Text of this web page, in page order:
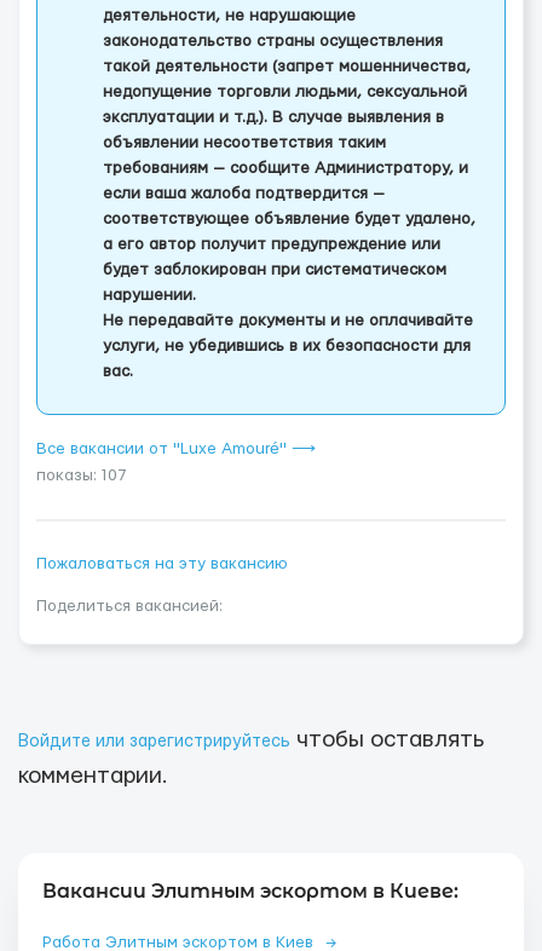
деятельности, не нарушающие
законодательство страны осуществления
такой деятельности (запрет мошенничества,
недопущение торговли людьми, сексуальной
эксплуатации и т.д.). В случае выявления в
объявлении несоответствия таким
требованиям — сообщите Администратору, и
если ваша жалоба подтвердится —
соответствующее объявление будет удалено,
а его автор получит предупреждение или
будет заблокирован при систематическом
нарушении.
Не передавайте документы и не оплачивайте
услуги, не убедившись в их безопасности для
вас.
Все вакансии от "Luxe Amouré" ⟶
показы: 107
Пожаловаться на эту вакансию
Поделиться вакансией:
Войдите или зарегистрируйтесь чтобы оставлять
комментарии.
Вакансии Элитным эскортом в Киеве:
Работа Элитным эскортом в Киев →